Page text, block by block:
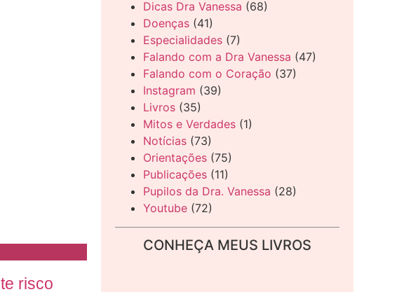
risco
Dicas Dra Vanessa (68)
Doenças (41)
Especialidades (7)
Falando com a Dra Vanessa (47)
Falando com o Coração (37)
Instagram (39)
Livros (35)
Mitos e Verdades (1)
Notícias (73)
Orientações (75)
Publicações (11)
Pupilos da Dra. Vanessa (28)
Youtube (72)
CONHEÇA MEUS LIVROS